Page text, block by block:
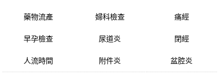
藥物流產
早孕檢查
人流時間
婦科檢查
尿道炎
附件炎
痛經
閉經
盆腔炎